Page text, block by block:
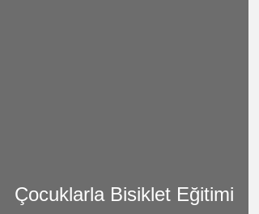
Çocuklarla Bisiklet Eğitimi